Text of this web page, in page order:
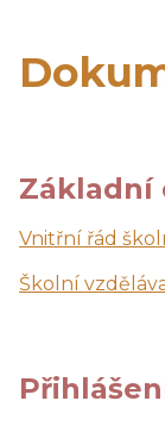
Základní
Vnitřní řád
Školní